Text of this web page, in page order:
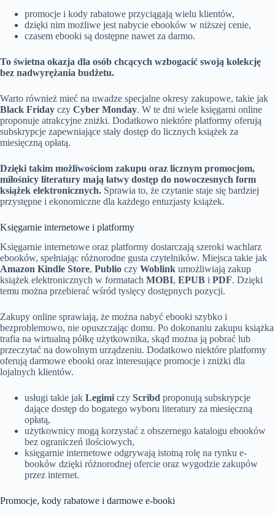
promocje i kody rabatowe przyciągają wielu klientów,
dzięki nim możliwe jest nabycie ebooków w niższej cenie,
czasem ebooki są dostępne nawet za darmo.
To świetna okazja dla osób chcących wzbogacić swoją kolekcję
bez nadwyrężania budżetu.
Warto również mieć na uwadze specjalne okresy zakupowe, takie jak
Black Friday czy Cyber Monday. W te dni wiele księgarni online
proponuje atrakcyjne zniżki. Dodatkowo niektóre platformy oferują
subskrypcje zapewniające stały dostęp do licznych książek za
miesięczną opłatą.
Dzięki takim możliwościom zakupu oraz licznym promocjom,
miłośnicy literatury mają łatwy dostęp do nowoczesnych form
książek elektronicznych. Sprawia to, że czytanie staje się bardziej
przystępne i ekonomiczne dla każdego entuzjasty książek.
Księgarnie internetowe i platformy
Księgarnie internetowe oraz platformy dostarczają szeroki wachlarz
ebooków, spełniając różnorodne gusta czytelników. Miejsca takie jak
Amazon Kindle Store, Publio czy Woblink umożliwiają zakup
książek elektronicznych w formatach MOBI, EPUB i PDF. Dzięki
temu można przebierać wśród tysięcy dostępnych pozycji.
Zakupy online sprawiają, że można nabyć ebooki szybko i
bezproblemowo, nie opuszczając domu. Po dokonaniu zakupu książka
trafia na wirtualną półkę użytkownika, skąd można ją pobrać lub
przeczytać na dowolnym urządzeniu. Dodatkowo niektóre platformy
oferują darmowe ebooki oraz interesujące promocje i zniżki dla
lojalnych klientów.
usługi takie jak Legimi czy Scribd proponują subskrypcje
dające dostęp do bogatego wyboru literatury za miesięczną
opłatą,
użytkownicy mogą korzystać z obszernego katalogu ebooków
bez ograniczeń ilościowych,
księgarnie internetowe odgrywają istotną rolę na rynku e-
booków dzięki różnorodnej ofercie oraz wygodzie zakupów
przez internet.
Promocje, kody rabatowe i darmowe e-booki